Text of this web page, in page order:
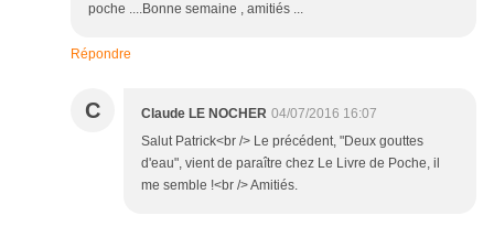
poche ....Bonne semaine , amitiés ...
Répondre
C Claude LE NOCHER 04/07/2016 16:07
Salut Patrick<br /> Le précédent, "Deux gouttes
d'eau", vient de paraître chez Le Livre de Poche, il
me semble !<br /> Amitiés.